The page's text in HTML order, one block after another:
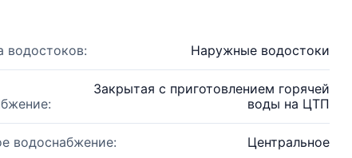
водостоков: Наружные водостоки
Закрытая с приготовлением горячей
воды на ЦТП
водоснабжение: Центральное